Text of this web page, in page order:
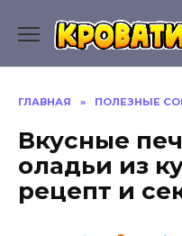
содержанию
ГЛАВНАЯ » ПОЛЕЗНЫЕ
Вкусные
оладьи из
рецепт и